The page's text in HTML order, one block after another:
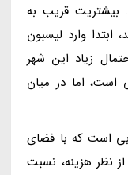
بیشتریت قریب به
ابتدا وارد لیسبون
زیاد این شهر
اما در میان
است که با فضای
نظر هزینه، نسبت